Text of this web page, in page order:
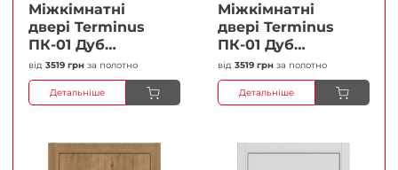
Міжкімнатні
двері Terminus
ПК-01 Дуб
перлиний Глухі
Плівка
від 3519 грн за полотно
Детальніше
Міжкімнатні
двері Terminus
ПК-01 Дуб
класичний Глухі
Плівка
від 3519 грн за полотно
Детальніше